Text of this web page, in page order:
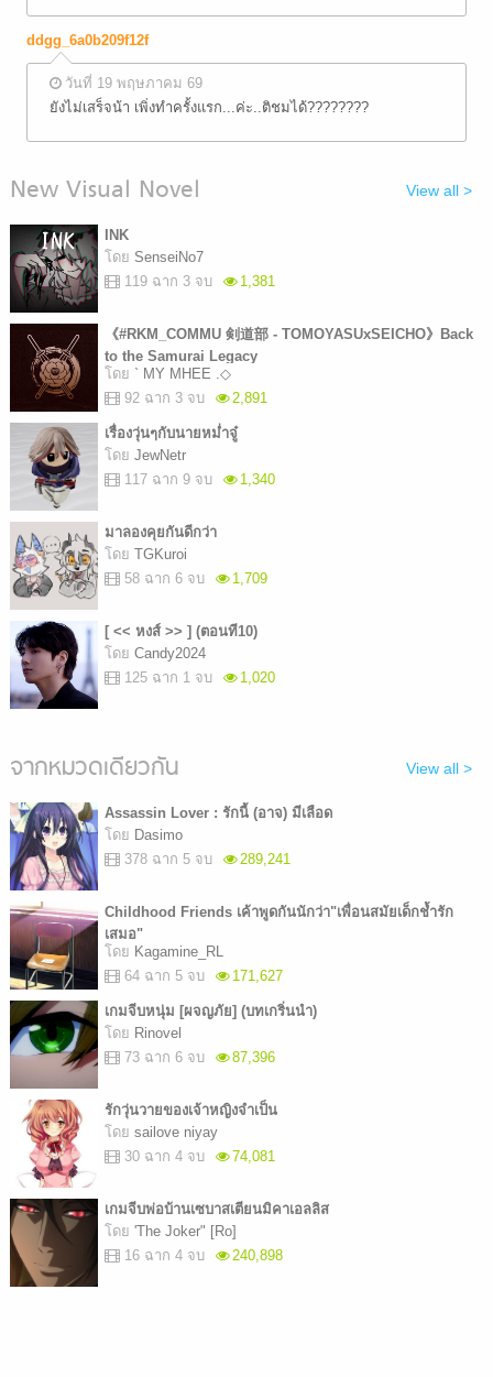
ddgg_6a0b209f12f
วันที่ 19 พฤษภาคม 69
ยังไม่เสร็จน้า เพิ่งทำครั้งแรก...ค่ะ..ติชมได้????????
New Visual Novel View all >
INK
โดย SenseiNo7
119 ฉาก 3 จบ
1,381
《#RKM_COMMU 剣道部 - TOMOYASUxSEICHO》Back
to the Samurai Legacy
โดย ` MY MHEE .◇
92 ฉาก 3 จบ
2,891
เรื่องวุ่นๆกับนายหม่ำจู๋
โดย JewNetr
117 ฉาก 9 จบ
1,340
มาลองคุยกันดีกว่า
โดย TGKuroi
58 ฉาก 6 จบ
1,709
[ << หงส์ >> ] (ตอนที10)
โดย Candy2024
125 ฉาก 1 จบ
1,020
จากหมวดเดียวกัน View all >
Assassin Lover : รักนี้ (อาจ) มีเลือด
โดย Dasimo
378 ฉาก 5 จบ
289,241
Childhood Friends เค้าพูดกันนักว่า"เพื่อนสมัยเด็กช้ำรัก
เสมอ"
โดย Kagamine_RL
64 ฉาก 5 จบ
171,627
เกมจีบหนุ่ม [ผจญภัย] (บทเกริ่นนำ)
โดย Rinovel
73 ฉาก 6 จบ
87,396
รักวุ่นวายของเจ้าหญิงจำเป็น
โดย sailove niyay
30 ฉาก 4 จบ
74,081
เกมจีบพ่อบ้านเซบาสเตียนมิคาเอลลิส
โดย 'The Joker" [Ro]
16 ฉาก 4 จบ
240,898